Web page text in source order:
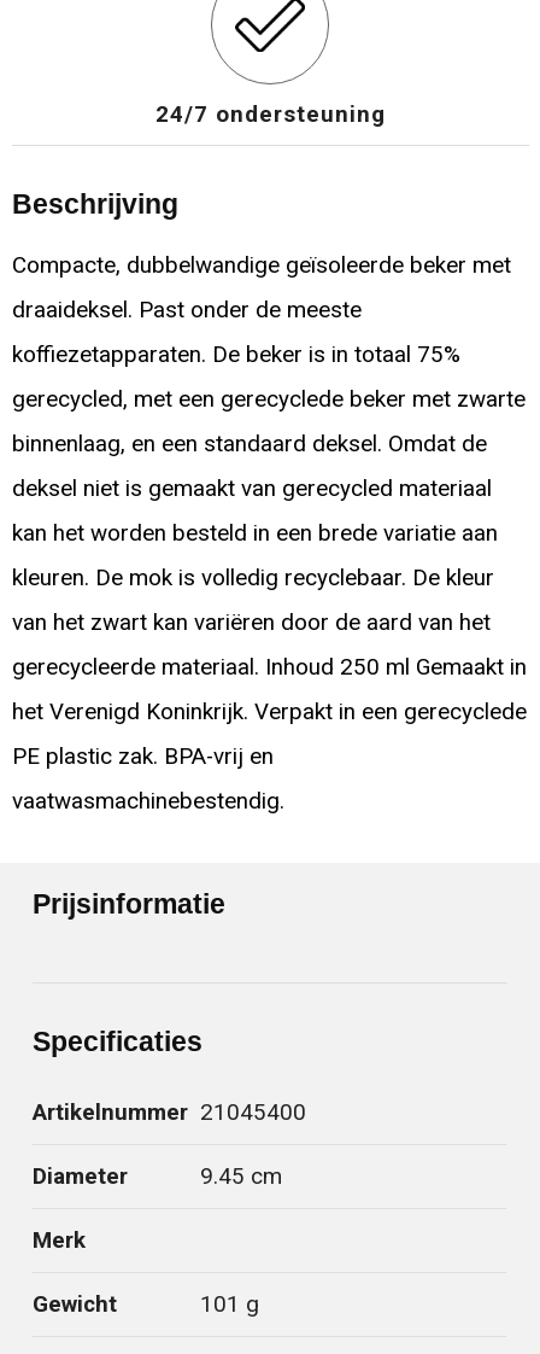
24/7 ondersteuning
Beschrijving
Compacte, dubbelwandige geïsoleerde beker met
draaideksel. Past onder de meeste
koffiezetapparaten. De beker is in totaal 75%
gerecycled, met een gerecyclede beker met zwarte
binnenlaag, en een standaard deksel. Omdat de
deksel niet is gemaakt van gerecycled materiaal
kan het worden besteld in een brede variatie aan
kleuren. De mok is volledig recyclebaar. De kleur
van het zwart kan variëren door de aard van het
gerecycleerde materiaal. Inhoud 250 ml Gemaakt in
het Verenigd Koninkrijk. Verpakt in een gerecyclede
PE plastic zak. BPA-vrij en
vaatwasmachinebestendig.
Prijsinformatie
Specificaties
Artikelnummer 21045400
Diameter 9.45 cm
Merk
Gewicht 101 g